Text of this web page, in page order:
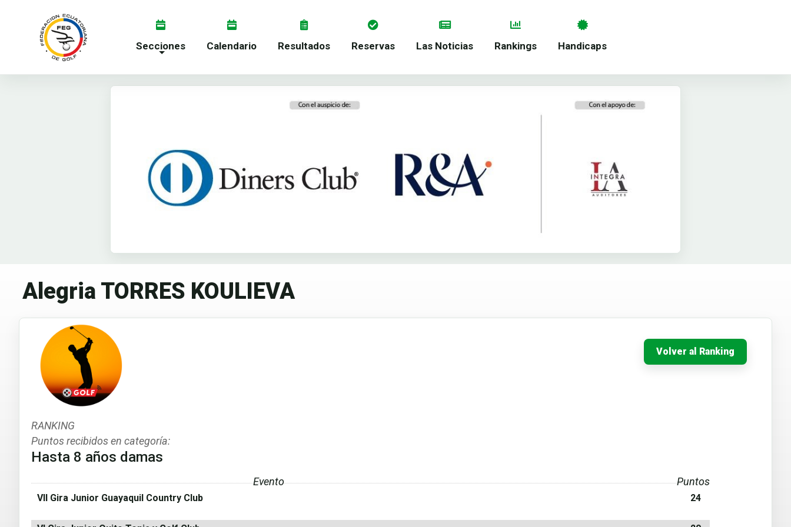
Secciones Calendario Resultados Reservas Las Noticias Rankings Handicaps
Alegria TORRES KOULIEVA
Volver al Ranking
RANKING
Puntos recibidos en categoría:
Hasta 8 años damas
Evento Puntos
VII Gira Junior Guayaquil Country Club 24